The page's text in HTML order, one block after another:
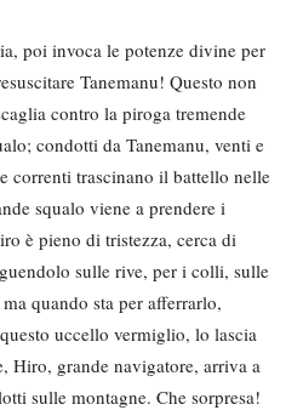
poi invoca le potenze divine per
Tanemanu! Questo non
contro la piroga tremende
condotti da Tanemanu, venti e
correnti trascinano il battello nelle
squalo viene a prendere i
è pieno di tristezza, cerca di
sulle rive, per i colli, sulle
quando sta per afferrarlo,
uccello vermiglio, lo lascia
Hiro, grande navigatore, arriva a
sulle montagne. Che sorpresa!